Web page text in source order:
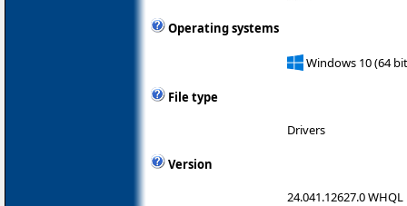
Operating systems
Windows 10 (64
File type
Drivers
Version
24.041.12627.0 WHQL